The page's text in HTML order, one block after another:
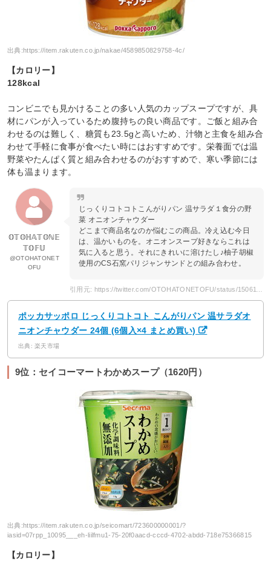
出典:https://item.rakuten.co.jp/nakae/4589850829758-4c/
【カロリー】
128kcal
コンビニでも見かけることの多い人気のカップスープですが、具
材にパンが入っているため腹持ちの良い商品です。ご飯と組み合
わせるのは難しく、糖質も23.5gと高いため、汁物と主食を組み合
わせて手軽に食事が食べたい時にはおすすめです。栄養面では温
野菜やたんぱく質と組み合わせるのがおすすめで、寒い季節には
体も温まります。
𝕆𝕋𝕆ℍ𝔸𝕋𝕆ℕ𝔼
𝕋𝕆𝔽𝕌
@OTOHATONET
OFU
じっくりコトコトこんがりパン 温サラダ１食分の野
菜 オニオンチャウダー
どこまで商品名なのか悩むこの商品。冷え込む今日
は、温かいものを。オニオンスープ好きならこれは
気に入ると思う。それにきれいに溶けたし♪柚子胡椒
使用のCS石窯パリジャンサンドとの組み合わせ。
ポッカサッポロ じっくりコトコト こんがりパン 温サラダオ
ニオンチャウダー 24個 (6個入×4 まとめ買い)
出典: 楽天市場
9位：セイコーマートわかめスープ（1620円）
出典: https://item.rakuten.co.jp/seicomart/723600000001/?
iasid=07rpp_10095___eh-liilfmu1-75-20f0aacd-cccd-4702-abdd-718e75366815
【カロリー】